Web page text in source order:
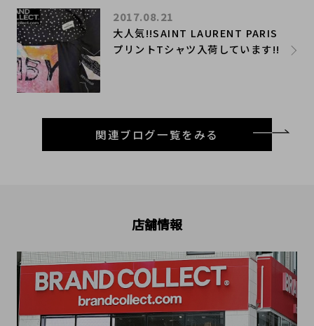
大人気!!SAINT LAURENT PARIS
プリントTシャツ入荷しています!!
2017.08.21
関連ブログ一覧をみる
店舗情報